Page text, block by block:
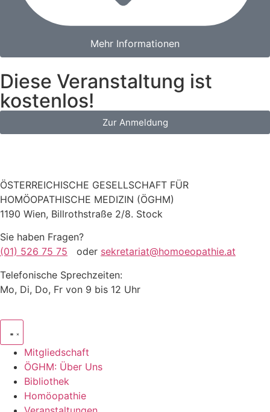
Mehr Informationen
Diese Veranstaltung ist
kostenlos!
Zur Anmeldung
ÖSTERREICHISCHE GESELLSCHAFT FÜR
HOMÖOPATHISCHE MEDIZIN (ÖGHM)
1190 Wien, Billrothstraße 2/8. Stock
Sie haben Fragen?
(01) 526 75 75 oder sekretariat@homoeopathie.at
Telefonische Sprechzeiten:
Mo, Di, Do, Fr von 9 bis 12 Uhr
Mitgliedschaft
ÖGHM: Über Uns
Bibliothek
Homöopathie